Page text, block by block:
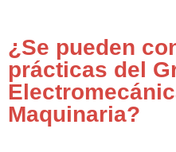
¿Se pueden
prácticas del
Maquinaria?